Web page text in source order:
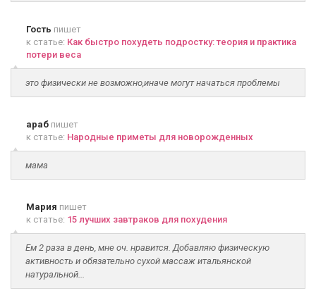
Гость пишет
к статье: Как быстро похудеть подростку: теория и практика
потери веса
это физически не возможно,иначе могут начаться проблемы
араб пишет
к статье: Народные приметы для новорожденных
мама
Мария пишет
к статье: 15 лучших завтраков для похудения
Ем 2 раза в день, мне оч. нравится. Добавляю физическую
активность и обязательно сухой массаж итальянской
натуральной...